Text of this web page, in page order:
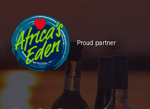
Proud partner